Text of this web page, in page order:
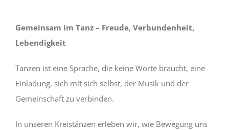
Gemeinsam im Tanz – Freude, Verbundenheit,
Lebendigkeit
Tanzen ist eine Sprache, die keine Worte braucht, eine
Einladung, sich mit sich selbst, der Musik und der
Gemeinschaft zu verbinden.
In unseren Kreistänzen erleben wir, wie Bewegung uns